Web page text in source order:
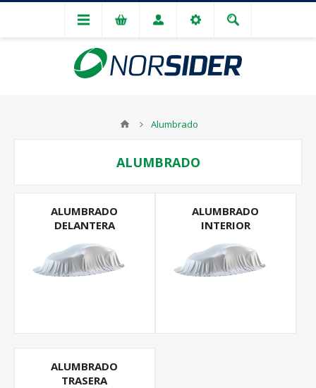
Alumbrado
ALUMBRADO
ALUMBRADO
DELANTERA
ALUMBRADO
INTERIOR
ALUMBRADO
TRASERA